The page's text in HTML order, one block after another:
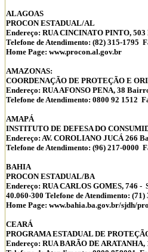
ALAGOAS
PROCON ESTADUAL/AL
Endereço: RUA CINCINATO PINTO,
Telefone de Atendimento: (82) 315-
Home Page: www.procon.al.gov.br
AMAZONAS:
COORDENAÇÃO DE PROTEÇÃO E
Endereço: RUA AFONSO PENA, 38
Telefone de Atendimento: 0800 92 1512
AMAPÁ
INSTITUTO DE DEFESA DO
Endereço: AV. COROLIANO JUCÁ 266
Telefone de Atendimento: (96) 217-0000
BAHIA
PROCON ESTADUAL/BA
Endereço: RUA CARLOS GOMES, 746
40.060-300 Telefone de Atendimento:
Home Page: www.bahia.ba.gov.br/sjdh/
CEARÁ
PROGRAMA ESTADUAL DE
Endereço: RUA BARÃO DE